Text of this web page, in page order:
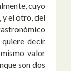
cuyo
y el otro, del
decir
valor
son dos